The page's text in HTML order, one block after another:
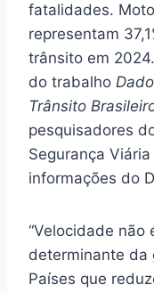
fatalidades.
representam
trânsito em
do trabalho
Trânsito
pesquisadores
Segurança
informações do
“Velocidade não
determinante da
Países que